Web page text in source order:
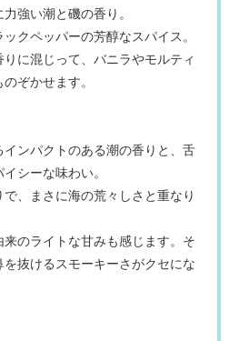
強い潮と磯の香り。
クペッパーの芳醇なスパイス。
に混じって、バニラやモルティ
ぞかせます。
ンパクトのある潮の香りと、舌
シーな味わい。
、まさに海の荒々しさと重なり
のライトな甘みも感じます。そ
を抜けるスモーキーさがクセにな